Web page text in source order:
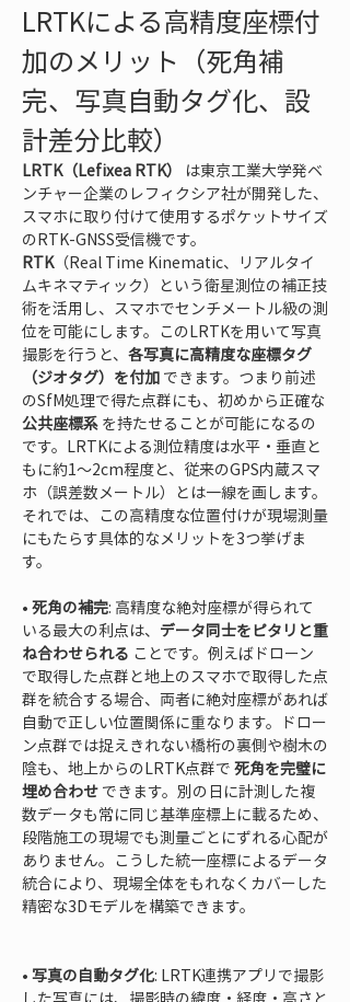
LRTKによる高精度座標付
加のメリット（死角補
完、写真自動タグ化、設
計差分比較）
LRTK（Lefixea RTK）
は東京工業大学発ベ
ンチャー企業のレフィクシア社が開発した、
スマホに取り付けて使用するポケットサイズ
のRTK-GNSS受信機です。
RTK（Real Time Kinematic、リアルタイ
ムキネマティック）という衛星測位の補正技
術を活用し、スマホでセンチメートル級の測
位を可能にします。このLRTKを用いて写真
撮影を行うと、 各写真に高精度な座標タグ
（ジオタグ）を付加 できます。つまり前述
のSfM処理で得た点群にも、初めから正確な
公共座標系 を持たせることが可能になるの
です。LRTKによる測位精度は水平・垂直と
もに約1〜2cm程度と、従来のGPS内蔵スマ
ホ（誤差数メートル）とは一線を画します。
それでは、この高精度な位置付けが現場測量
にもたらす具体的なメリットを3つ挙げま
す。
• 死角の補完: 高精度な絶対座標が得られて
いる最大の利点は、 データ同士をピタリと重
ね合わせられる ことです。例えばドローン
で取得した点群と地上のスマホで取得した点
群を統合する場合、両者に絶対座標があれば
自動で正しい位置関係に重なります。ドロー
ン点群では捉えきれない橋桁の裏側や樹木の
陰も、地上からのLRTK点群で 死角を完璧に
埋め合わせ できます。別の日に計測した複
数データも常に同じ基準座標上に載るため、
段階施工の現場でも測量ごとにずれる心配が
ありません。こうした統一座標によるデータ
統合により、現場全体をもれなくカバーした
精密な3Dモデルを構築できます。
• 写真の自動タグ化: LRTK連携アプリで撮影
した写真には、撮影時の緯度・経度・高さと